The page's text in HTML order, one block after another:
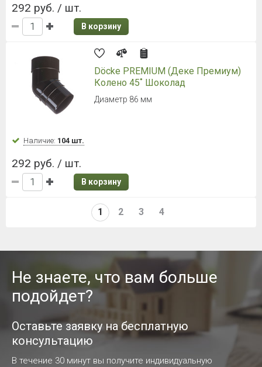
292 руб. / шт.
В корзину
Döcke PREMIUM (Деке Премиум)
Колено 45˚ Шоколад
Диаметр 86 мм
Наличие: 104 шт.
292 руб. / шт.
В корзину
1 2 3 4
Не знаете, что вам больше
подойдет?
Оставьте заявку на бесплатную
консультацию
В течение 30 минут вы получите индивидуальную